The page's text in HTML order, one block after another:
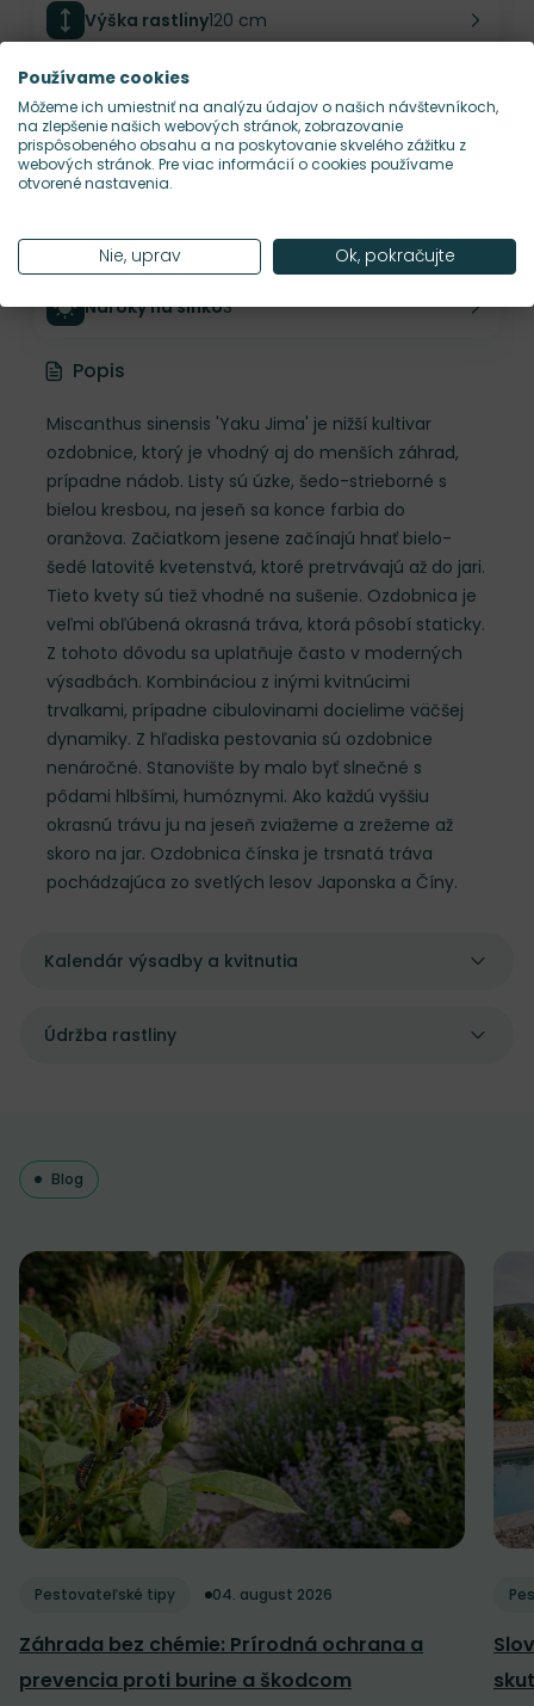
Výška rastliny120 cm
Šírka rastliny
Habitus rastlinyvzpriamený
Hustota výsadby1 ks/m²
Nároky na slnkoS
Popis
Miscanthus sinensis 'Yaku Jima' je nižší kultivar
ozdobnice, ktorý je vhodný aj do menších záhrad,
prípadne nádob. Listy sú úzke, šedo-strieborné s
bielou kresbou, na jeseň sa konce farbia do
oranžova. Začiatkom jesene začínajú hnať bielo-
šedé latovité kvetenstvá, ktoré pretrvávajú až do jari.
Tieto kvety sú tiež vhodné na sušenie. Ozdobnica je
veľmi obľúbená okrasná tráva, ktorá pôsobí staticky.
Z tohoto dôvodu sa uplatňuje často v moderných
výsadbách. Kombináciou z inými kvitnúcimi
trvalkami, prípadne cibulovinami docielime väčšej
dynamiky. Z hľadiska pestovania sú ozdobnice
nenáročné. Stanovište by malo byť slnečné s
pôdami hlbšími, humóznymi. Ako každú vyššiu
okrasnú trávu ju na jeseň zviažeme a zrežeme až
skoro na jar. Ozdobnica čínska je trsnatá tráva
pochádzajúca zo svetlých lesov Japonska a Číny.
Kalendár výsadby a kvitnutia
Údržba rastliny
Blog
Pestovateľské tipy 04. august 2026
Záhrada bez chémie: Prírodná ochrana a
prevencia proti burine a škodcom
Používame cookies
Môžeme ich umiestniť na analýzu údajov o našich návštevníkoch,
na zlepšenie našich webových stránok, zobrazovanie
prispôsobeného obsahu a na poskytovanie skvelého zážitku z
webových stránok. Pre viac informácií o cookies používame
otvorené nastavenia.
Nie, uprav Ok, pokračujte